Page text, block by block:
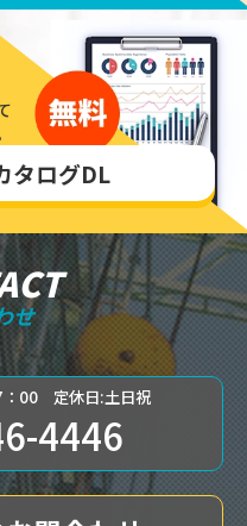
タログDL
せ
：00 定休日:土日祝
4446